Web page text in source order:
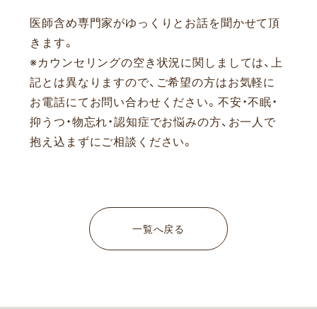
医師含め専門家がゆっくりとお話を聞かせて頂
きます。
※カウンセリングの空き状況に関しましては、上
記とは異なりますので、ご希望の方はお気軽に
お電話にてお問い合わせください。 不安・不眠・
抑うつ・物忘れ・認知症でお悩みの方、お一人で
抱え込まずにご相談ください。
一覧へ戻る